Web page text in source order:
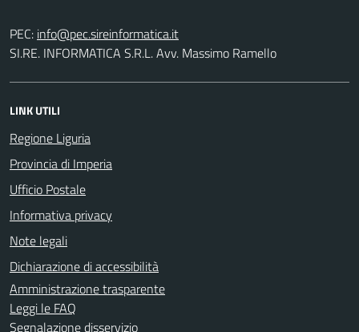
PEC:
SI.RE. INFORMATICA S.R.L. Avv. Massimo Ramello
LINK UTILI
Regione Liguria
Provincia di Imperia
Ufficio Postale
Informativa privacy
Note legali
Dichiarazione di accessibilità
Amministrazione trasparente
Leggi le FAQ
Segnalazione disservizio